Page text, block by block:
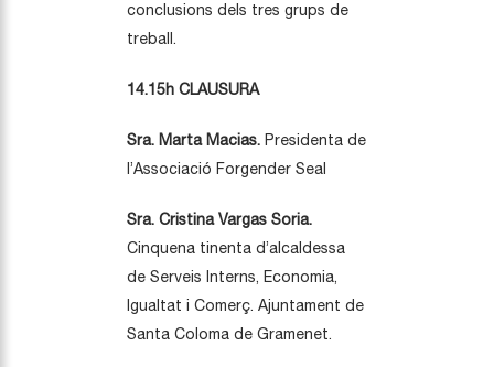
conclusions dels tres grups de
treball.
14.15h CLAUSURA
Sra. Marta Macias. Presidenta de
l’Associació Forgender Seal
Sra. Cristina Vargas Soria.
Cinquena tinenta d’alcaldessa
de Serveis Interns, Economia,
Igualtat i Comerç. Ajuntament de
Santa Coloma de Gramenet.